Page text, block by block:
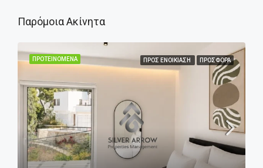
Παρόμοια Ακίνητα
ΠΡΟΤΕΙΝΌΜΕΝΑ ΠΡΟΣ ΕΝΟΙΚΊΑΣΗ ΠΡΟΣΦΟΡΆ